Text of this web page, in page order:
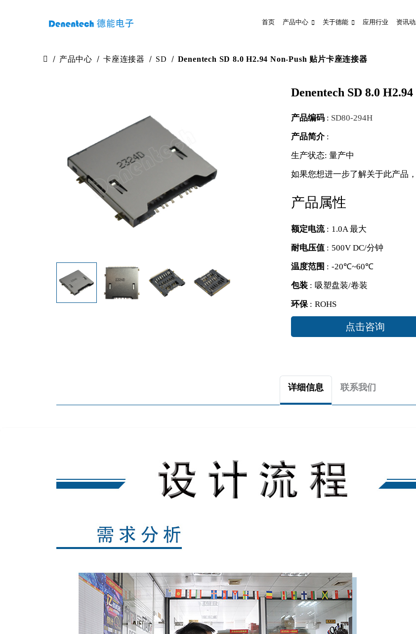
首页 产品中心 关于德能 应用行业 资讯
产品中心 卡座连接器 SD Denentech SD 8.0 H2.94 Non-Push 贴片卡座连接器
Denentech SD 8.0
产品编码 : SD80-294H
产品简介:
生产状态: 量产中
如果您想进一步了解关于此产品
产品属性
额定电流 : 1.0A 最大
耐电压值 : 500V DC/分钟
温度范围 : -20℃~60℃
包装 : 吸塑盘装/卷装
环保 : ROHS
点击咨询
详细信息 联系我们